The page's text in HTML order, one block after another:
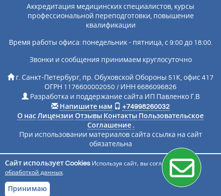
Аккредитация медицинских специалистов, курсы
профессиональной переподготовки, повышение
квалификации
Время работы офиса: понедельник - пятница, с 9:00 до 18:00.
Звонки и сообщения принимаем круглосуточно
г. Санкт-Петербург, пр. Обуховской Обороны 51К, офис 417
ОГРН 1176600002050 / ИНН 6686096826
Разработка и поддержание сайта ИП Павленко Г.В
Напишите нам
+74998260032
О нас Лицензии Отзывы Контакты Пользовательское
Соглашение .
При использовании материалов сайта ссылка на сайт
обязательна
Подписаться на новости
Сайт использует Cookies Используя сайт, вы соглашаетесь с
обработкой данных.
Принимаю